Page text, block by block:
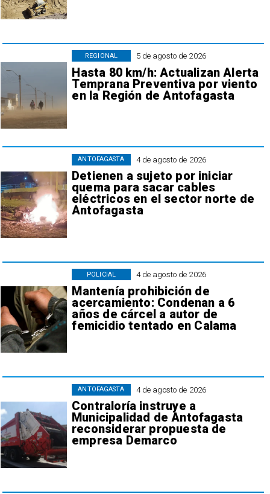
5 de agosto de 2026
Hasta 80 km/h: Actualizan Alerta
Temprana Preventiva por viento
en la Región de Antofagasta
REGIONAL
4 de agosto de 2026
Detienen a sujeto por iniciar
quema para sacar cables
eléctricos en el sector norte de
Antofagasta
ANTOFAGASTA
4 de agosto de 2026
Mantenía prohibición de
acercamiento: Condenan a 6
años de cárcel a autor de
femicidio tentado en Calama
POLICIAL
4 de agosto de 2026
Contraloría instruye a
Municipalidad de Antofagasta
reconsiderar propuesta de
empresa Demarco
ANTOFAGASTA